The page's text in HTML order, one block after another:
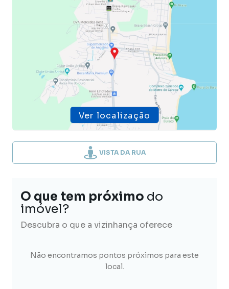
Ver localização
VISTA DA RUA
O que tem próximo do
imóvel?
Descubra o que a vizinhança oferece
Não encontramos pontos próximos para este
local.